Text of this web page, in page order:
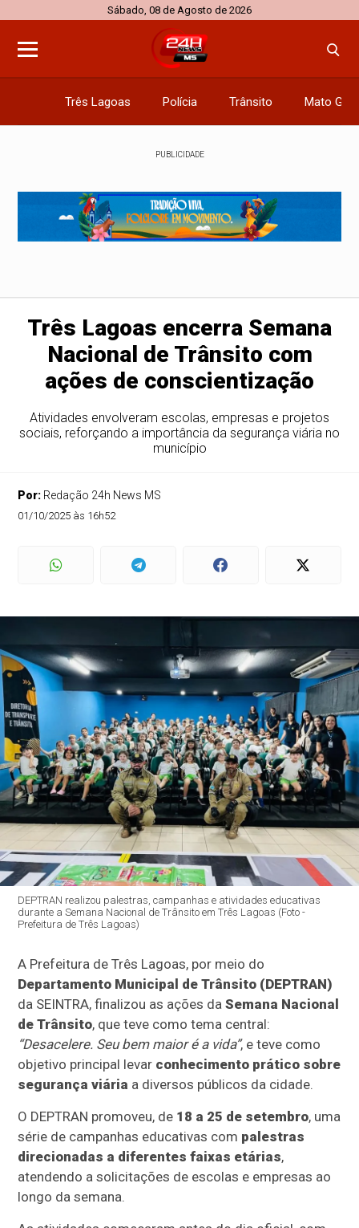
Sábado, 08 de Agosto de 2026
Três Lagoas Polícia Trânsito Mato
PUBLICIDADE
Três Lagoas encerra Semana
Nacional de Trânsito com
ações de conscientização
Atividades envolveram escolas, empresas e projetos
sociais, reforçando a importância da segurança viária no
município
Por: Redação 24h News MS
01/10/2025 às 16h52
DEPTRAN realizou palestras, campanhas e atividades educativas
durante a Semana Nacional de Trânsito em Três Lagoas (Foto -
Prefeitura de Três Lagoas)
A Prefeitura de Três Lagoas, por meio do
Departamento Municipal de Trânsito (DEPTRAN)
da SEINTRA, finalizou as ações daSemana Nacional
de Trânsito, que teve como tema central:
“Desacelere. Seu bem maior é a vida”, e teve como
objetivo principal levar conhecimento prático sobre
segurança viária a diversos públicos da cidade.
O DEPTRAN promoveu, de 18 a 25 de setembro, uma
série de campanhas educativas com palestras
direcionadas a diferentes faixas etárias,
atendendo a solicitações de escolas e empresas ao
longo da semana.